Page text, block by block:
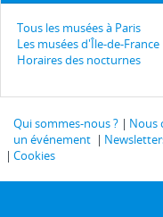
Tous les musées à Paris
Les musées d'Île-de-France
Horaires des nocturnes
Qui sommes-nous ? Nous
un événement
Cookies